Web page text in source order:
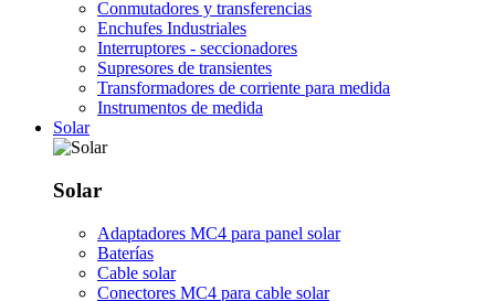
Conmutadores y transferencias
Enchufes Industriales
Interruptores - seccionadores
Supresores de transientes
Transformadores de corriente para medida
Instrumentos de medida
Solar
Solar
Adaptadores MC4 para panel solar
Baterías
Cable solar
Conectores MC4 para cable solar